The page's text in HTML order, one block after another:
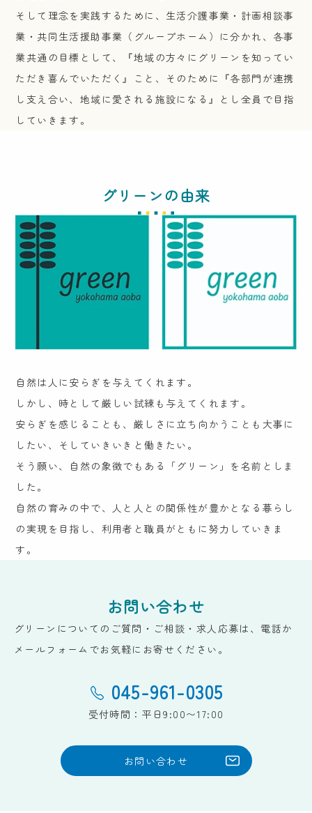
そして理念を実践するために、生活介護事業・計画相談事
業・共同生活援助事業（グループホーム）に分かれ、各事
業共通の目標として、『地域の方々にグリーンを知ってい
ただき喜んでいただく』こと、そのために『各部門が連携
し支え合い、地域に愛される施設になる』とし全員で目指
していきます。
グリーンの由来
自然は人に安らぎを与えてくれます。
しかし、時として厳しい試練も与えてくれます。
安らぎを感じることも、厳しさに立ち向かうことも大事に
したい、そしていきいきと働きたい。
そう願い、自然の象徴でもある「グリーン」を名前としま
した。
自然の育みの中で、人と人との関係性が豊かとなる暮らし
の実現を目指し、利用者と職員がともに努力していきま
す。
お問い合わせ
グリーンについてのご質問・ご相談・求人応募は、電話か
メールフォームでお気軽にお寄せください。
045-961-0305
受付時間：平日9:00〜17:00
お問い合わせ